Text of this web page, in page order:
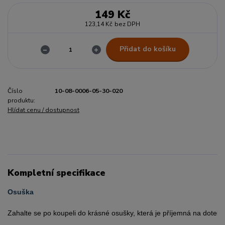
149 Kč
123,14 Kč bez DPH
Přidat do košíku
Číslo
produktu:
10-08-0006-05-30-020
Hlídat cenu / dostupnost
Kompletní specifikace
Osuška
Zahalte se po koupeli do krásné osušky, která je příjemná na dotek.